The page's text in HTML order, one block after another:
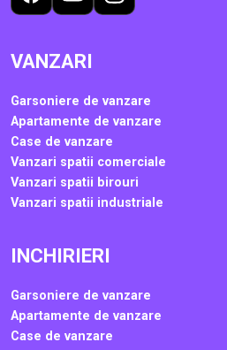
VANZARI
Garsoniere de vanzare
Apartamente de vanzare
Case de vanzare
Vanzari spatii comerciale
Vanzari spatii birouri
Vanzari spatii industriale
INCHIRIERI
Garsoniere de vanzare
Apartamente de vanzare
Case de vanzare